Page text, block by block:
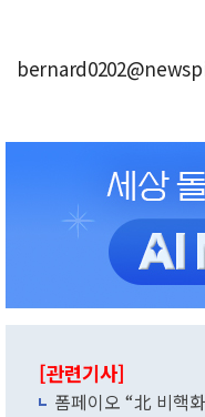
[관련기사]
폼페이오 “北 비핵